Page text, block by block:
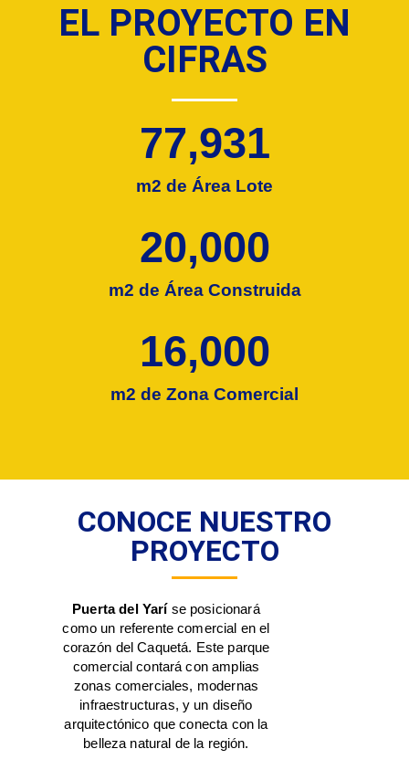
EL PROYECTO EN
CIFRAS
m2 de Área Lote
77,931
m2 de Área Construida
20,000
m2 de Zona Comercial
16,000
CONOCE NUESTRO
PROYECTO
Puerta del Yaríse posicionará
como un referente comercial en el
corazón del Caquetá. Este parque
comercial contará con amplias
zonas comerciales, modernas
infraestructuras, y un diseño
arquitectónico que conecta con la
belleza natural de la región.